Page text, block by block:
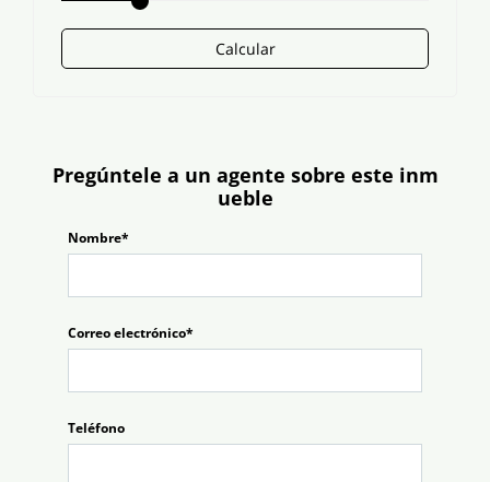
Calcular
Pregúntele a un agente sobre este inm
ueble
Nombre*
Correo electrónico*
Teléfono